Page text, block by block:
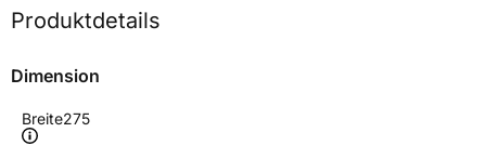
Produktdetails
Dimension
Breite275